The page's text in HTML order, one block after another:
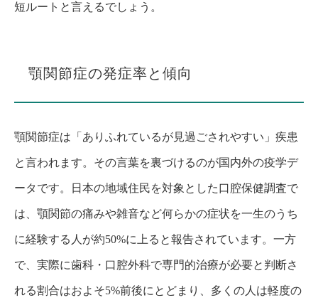
短ルートと言えるでしょう。
顎関節症の発症率と傾向
顎関節症は「ありふれているが見過ごされやすい」疾患
と言われます。その言葉を裏づけるのが国内外の疫学デ
ータです。日本の地域住民を対象とした口腔保健調査で
は、顎関節の痛みや雑音など何らかの症状を一生のうち
に経験する人が約50%に上ると報告されています。一方
で、実際に歯科・口腔外科で専門的治療が必要と判断さ
れる割合はおよそ5%前後にとどまり、多くの人は軽度の